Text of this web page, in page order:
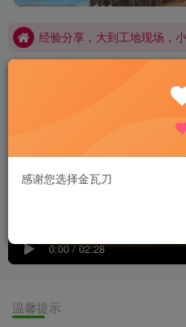
规范图集，您想要的这里都
经验分享，大到工地现场，小
规范图集，您想要的这里都
0:00/02:28
温馨提示
感谢您选择金瓦刀